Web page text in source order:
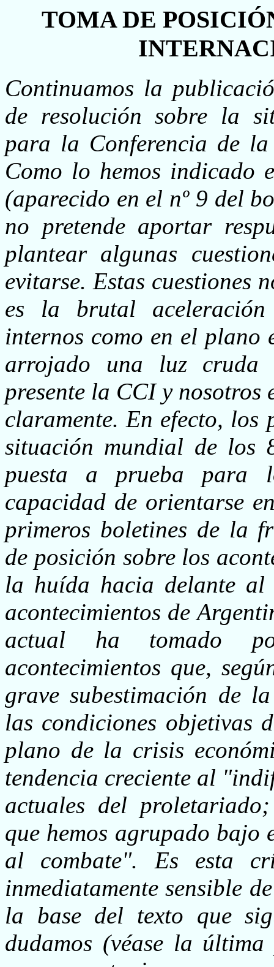
TOMA DE
Continuamos la
de resolución sobre la
para la Conferencia de
Como lo hemos indicado
(aparecido en el nº 9 del
no pretende aportar
plantear algunas
evitarse. Estas cuestiones
es la brutal
internos como en el
arrojado una luz cruda
presente la CCI y
claramente. En efecto, los
situación mundial de los
puesta a prueba para
capacidad de orientarse
primeros boletines de la
de posición sobre los
la huída hacia delante al
acontecimientos de
actual ha tomado
acontecimientos que,
grave subestimación de
las condiciones objetivas
plano de la crisis
tendencia creciente al
actuales del
que hemos agrupado
al combate". Es esta
inmediatamente sensible
la base del texto que
dudamos (véase la